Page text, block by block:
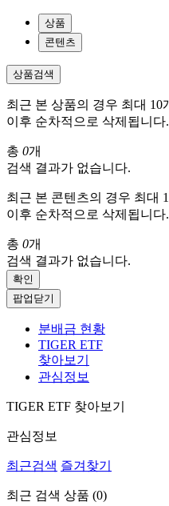
상품
콘텐츠
상품검색
최근 본 상품의 경우 최대 10
이후 순차적으로 삭제됩니다.
총 0개
검색 결과가 없습니다.
최근 본 콘텐츠의 경우 최대
이후 순차적으로 삭제됩니다.
총 0개
검색 결과가 없습니다.
확인
팝업닫기
분배금 현황
TIGER ETF
찾아보기
관심정보
TIGER ETF 찾아보기
관심정보
최근검색 즐겨찾기
최근 검색 상품 (0)